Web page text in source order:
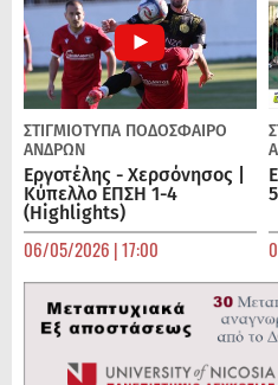
ΣΤΙΓΜΙΟΤΥΠΑ ΠΟΔΌΣΦΑΙΡΟ
ΑΝΔΡΏΝ
Εργοτέλης - Χερσόνησος |
Κύπελλο ΕΠΣΗ 1-4
(Highlights)
06/05/2026 | 17:00